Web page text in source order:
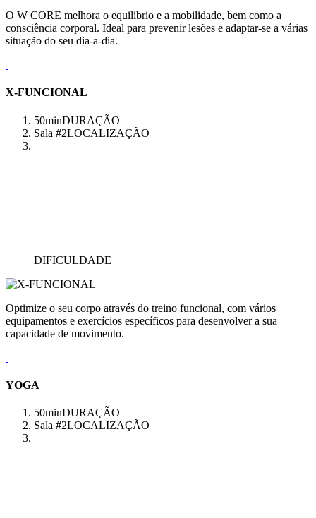
O W CORE melhora o equilíbrio e a mobilidade, bem como a
consciência corporal. Ideal para prevenir lesões e adaptar-se a várias
situação do seu dia-a-dia.
X-FUNCIONAL
50minDURAÇÃO
Sala #2LOCALIZAÇÃO
DIFICULDADE
Optimize o seu corpo através do treino funcional, com vários
equipamentos e exercícios específicos para desenvolver a sua
capacidade de movimento.
YOGA
50minDURAÇÃO
Sala #2LOCALIZAÇÃO